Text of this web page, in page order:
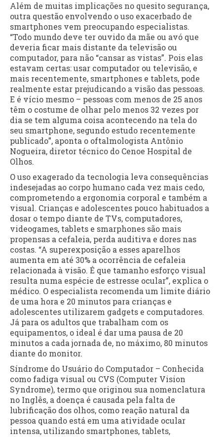
Além de muitas implicações no quesito segurança,
outra questão envolvendo o uso exacerbado de
smartphones vem preocupando especialistas.
“Todo mundo deve ter ouvido da mãe ou avó que
deveria ficar mais distante da televisão ou
computador, para não “cansar as vistas”. Pois elas
estavam certas: usar computador ou televisão, e
mais recentemente, smartphones e tablets, pode
realmente estar prejudicando a visão das pessoas.
E é vício mesmo – pessoas com menos de 25 anos
têm o costume de olhar pelo menos 32 vezes por
dia se tem alguma coisa acontecendo na tela do
seu smartphone, segundo estudo recentemente
publicado”, aponta o oftalmologista Antônio
Nogueira, diretor técnico do Cenoe Hospital de
Olhos.
O uso exagerado da tecnologia leva consequências
indesejadas ao corpo humano cada vez mais cedo,
comprometendo a ergonomia corporal e também a
visual. Crianças e adolescentes pouco habituados a
dosar o tempo diante de TVs, computadores,
videogames, tablets e smarphones são mais
propensas a cefaleia, perda auditiva e dores nas
costas. “A superexposição a esses aparelhos
aumenta em até 30% a ocorrência de cefaleia
relacionada à visão. É que tamanho esforço visual
resulta numa espécie de estresse ocular”, explica o
médico. O especialista recomenda um limite diário
de uma hora e 20 minutos para crianças e
adolescentes utilizarem gadgets e computadores.
Já para os adultos que trabalham com os
equipamentos, o ideal é dar uma pausa de 20
minutos a cada jornada de, no máximo, 80 minutos
diante do monitor.
Síndrome do Usuário do Computador – Conhecida
como fadiga visual ou CVS (Computer Vision
Syndrome), termo que originou sua nomenclatura
no Inglês, a doença é causada pela falta de
lubrificação dos olhos, como reação natural da
pessoa quando está em uma atividade ocular
intensa, utilizando smartphones, tablets,